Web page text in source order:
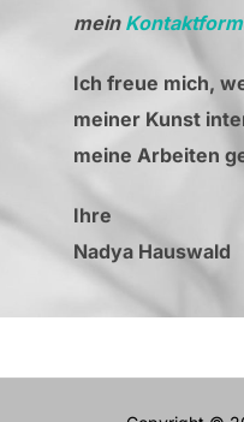
mein
Ich freue mich,
meiner Kunst
meine Arbeiten
Ihre
Nadya Hauswald